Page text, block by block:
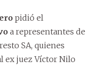
pidió el
a representantes de
SA, quienes
ex juez Víctor Nilo